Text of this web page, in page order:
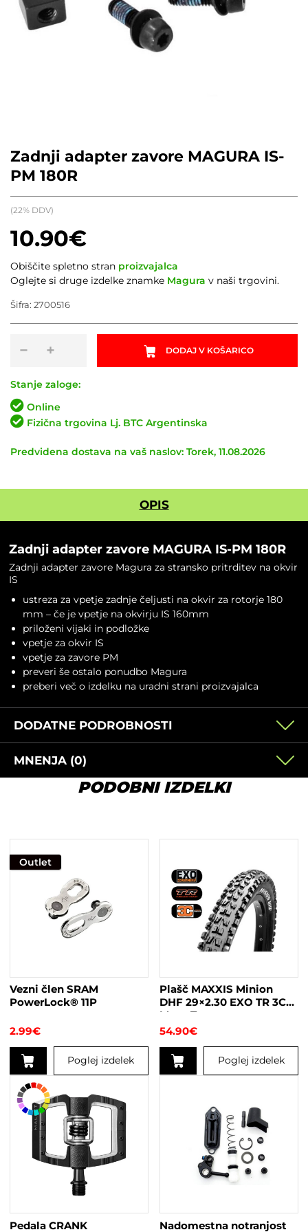
Zadnji adapter zavore MAGURA IS-
PM 180R
10.90€
(22% DDV)
−
adapter
MAGURA
IS-
PM
180R
+ DODAJ V KOŠARICO
Obiščite spletno stran proizvajalca
Oglejte si druge izdelke znamke Magura v naši trgovini.
Šifra: 2700516
Stanje zaloge:
Online
Fizična trgovina Lj. BTC Argentinska
Predvidena dostava na vaš naslov: Torek, 11.08.2026
OPIS
Zadnji adapter zavore MAGURA IS-PM 180R
Zadnji adapter zavore Magura za stransko pritrditev na okvir
IS
ustreza za vpetje zadnje čeljusti na okvir za rotorje 180
mm – če je vpetje na okvirju IS 160mm
priloženi vijaki in podložke
vpetje za okvir IS
vpetje za zavore PM
preveri še ostalo ponudbo Magura
preberi več o izdelku na uradni strani proizvajalca
DODATNE PODROBNOSTI
MNENJA (0)
PODOBNI IZDELKI
Outlet
Vezni člen SRAM
PowerLock® 11P
2.99€
Poglej izdelek
Plašč MAXXIS Minion
DHF 29×2.30 EXO TR 3C
Maxx Terra
54.90€
Poglej izdelek
Pedala CRANK
Nadomestna notranjost